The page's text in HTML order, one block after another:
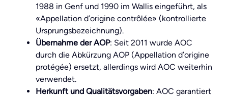
1988 in Genf und 1990 im Wallis eingeführt, als
«Appellation d’origine contrôlée» (kontrollierte
Ursprungsbezeichnung).
Übernahme der AOP: Seit 2011 wurde AOC
durch die Abkürzung AOP (Appellation d’origine
protégée) ersetzt, allerdings wird AOC weiterhin
verwendet.
Herkunft und Qualitätsvorgaben: AOC garantiert